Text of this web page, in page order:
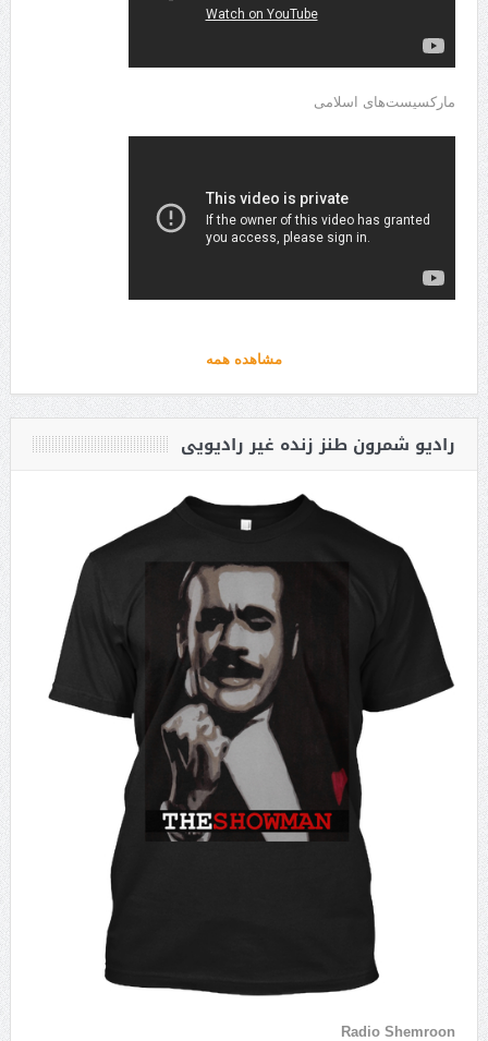
مارکسیست‌های اسلامی
مشاهده همه
رادیو شمرون طنز زنده غیر رادیویی
Radio Shemroon